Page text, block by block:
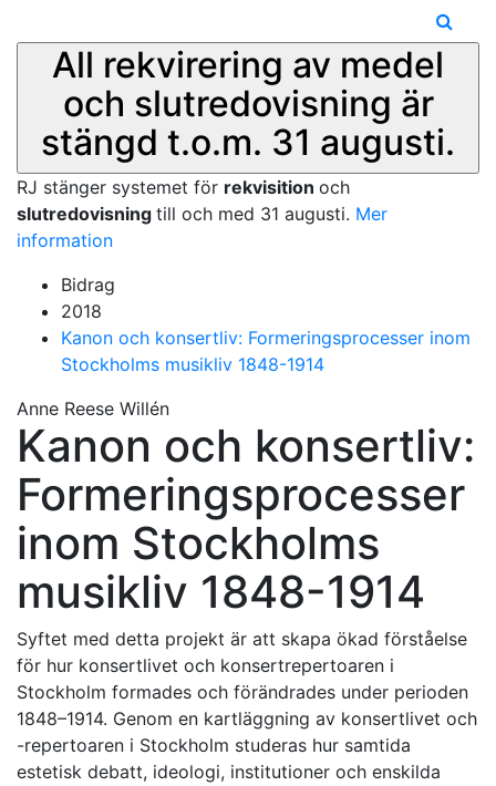
All rekvirering av medel
och slutredovisning är
stängd t.o.m. 31 augusti.
RJ stänger systemet för rekvisition och
slutredovisning till och med 31 augusti. Mer
information
Bidrag
2018
Kanon och konsertliv: Formeringsprocesser inom
Stockholms musikliv 1848-1914
Anne Reese Willén
Kanon och konsertliv:
Formeringsprocesser
inom Stockholms
musikliv 1848-1914
Syftet med detta projekt är att skapa ökad förståelse
för hur konsertlivet och konsertrepertoaren i
Stockholm formades och förändrades under perioden
1848–1914. Genom en kartläggning av konsertlivet och
-repertoaren i Stockholm studeras hur samtida
estetisk debatt, ideologi, institutioner och enskilda